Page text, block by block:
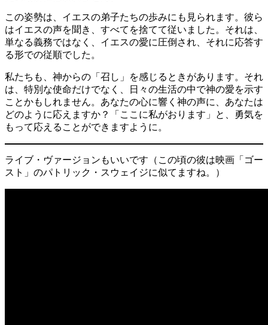
この姿勢は、イエスの弟子たちの歩みにも見られます。彼ら
はイエスの声を聞き、すべてを捨てて従いました。それは、
単なる義務ではなく、イエスの愛に圧倒され、それに応答す
る形での従順でした。
私たちも、神からの「召し」を感じるときがあります。それ
は、特別な使命だけでなく、日々の生活の中で神の愛を示す
ことかもしれません。あなたの心に響く神の声に、あなたは
どのように応えますか？「ここに私がおります」と、勇気を
もって応えることができますように。
ライブ・ヴァージョンもいいです（この頃の彼は映画「ゴー
スト」のパトリック・スウェイジに似てますね。）